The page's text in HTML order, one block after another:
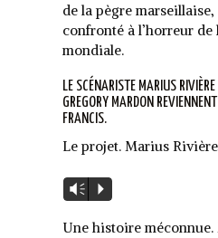
de la pègre
confronté à l’horreur de
mondiale.
LE SCÉNARISTE MARIUS
GREGORY MARDON
FRANCIS.
Le projet. Marius Rivière
Lecteur
audio
Vm P
Une histoire